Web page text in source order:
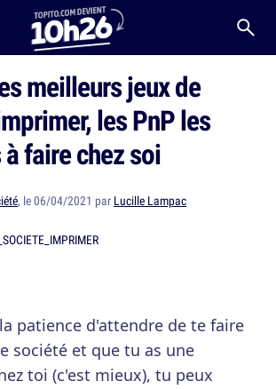
meilleurs jeux de
les PnP les
faire chez soi
, le 06/04/2021 par Lucille Lampac
patience d'attendre de te faire
société et que tu as une
toi (c'est mieux), tu peux